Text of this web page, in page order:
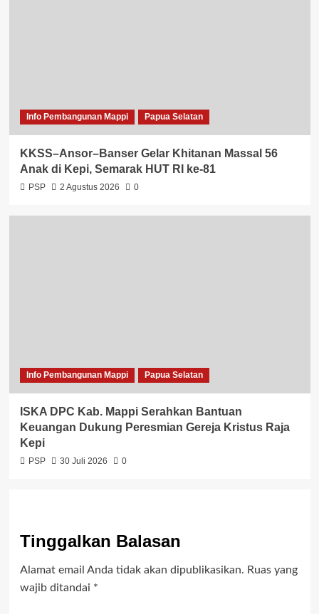
Info Pembangunan Mappi Papua Selatan
KKSS–Ansor–Banser Gelar Khitanan Massal 56
Anak di Kepi, Semarak HUT RI ke-81
PSP 2 Agustus 2026 0
Info Pembangunan Mappi Papua Selatan
ISKA DPC Kab. Mappi Serahkan Bantuan
Keuangan Dukung Peresmian Gereja Kristus Raja
Kepi
PSP 30 Juli 2026 0
Tinggalkan Balasan
Alamat email Anda tidak akan dipublikasikan. Ruas yang
wajib ditandai *